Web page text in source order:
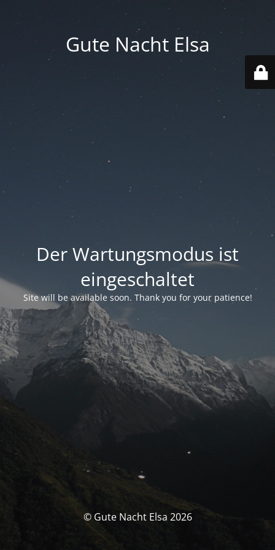
Gute Nacht Elsa
Der Wartungsmodus ist
eingeschaltet
Site will be available soon. Thank you for your patience!
© Gute Nacht Elsa 2026